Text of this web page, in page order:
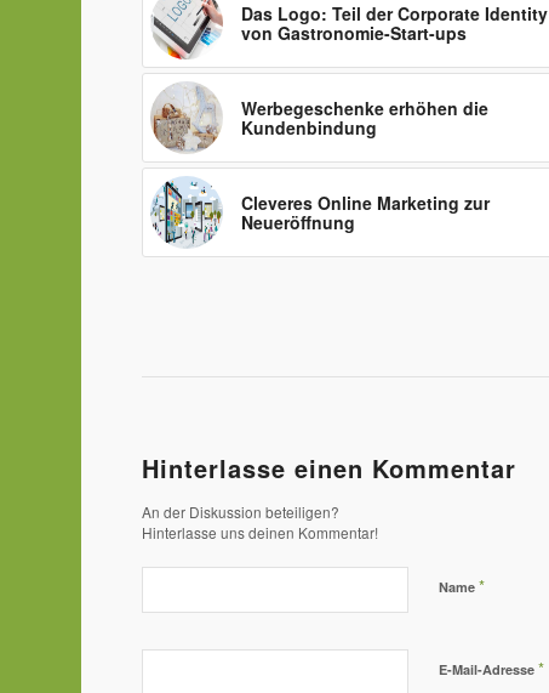
Das Logo: Teil der Corporate Identity
von Gastronomie-Start-ups
Werbegeschenke erhöhen die
Kundenbindung
Cleveres Online Marketing zur
Neueröffnung
Hinterlasse einen Kommentar
An der Diskussion beteiligen?
Hinterlasse uns deinen Kommentar!
Name*
E-Mail-Adresse*